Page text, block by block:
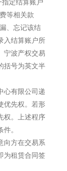
定结算账户
等相关款
、忘记该结
入结算账户所
宁波产权交易
括号为英文半
心有限公司递
优先权。若形
权。上述程序
。
向方在交易系
为租赁合同签